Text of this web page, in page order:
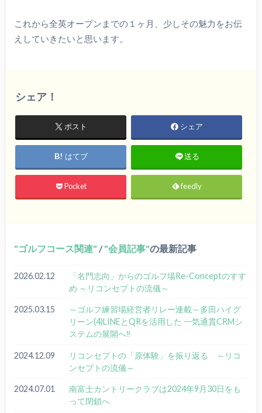
これから全英オープンまでの１ヶ月、少しその魅力をお伝
えしていきたいと思います。
シェア！
ポスト シェア
はてブ 送る
Pocket feedly
ゴルフコース関連 / 会員記事 の最新記事
2026.02.12
「名門志向」からのゴルフ場Re-Conceptのすす
め ～リコンセプトの流儀～
2025.03.15
～ゴルフ練習場経営者リレー連載～多田ハイグ
リーン(4)LINEとQRを活用した 一気通貫CRMシ
ステムの展開へ‼
2024.12.09
リコンセプトの「原体験」を振り返る ～リコ
ンセプトの流儀～
2024.07.01
南富士カントリークラブは2024年9月30日をも
って閉鎖へ